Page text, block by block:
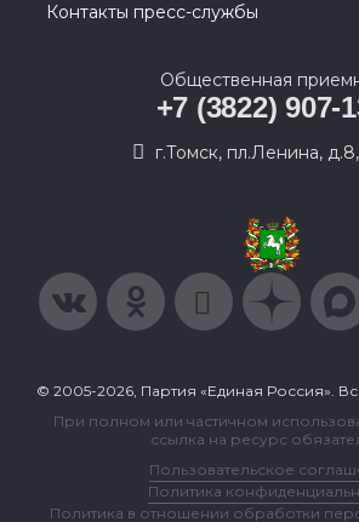
Контакты пресс-службы
Общественная
+7 (3822) 907-
г.Томск, пл.Ленина,
© 2005-2026, Партия «Единая Россия».
При полном или частичном
ссылка на ресурс
Пользовательское
Политика
Политика в отношении обработки